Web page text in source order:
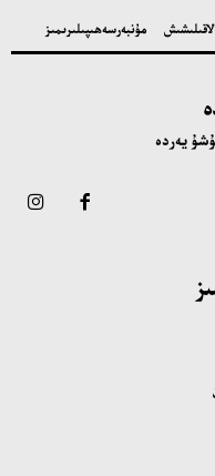
مۇنبەرسەھىپىلىرىمىز
يەردە